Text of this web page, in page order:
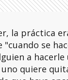
la práctica
"cuando se
a hacerle
quiere